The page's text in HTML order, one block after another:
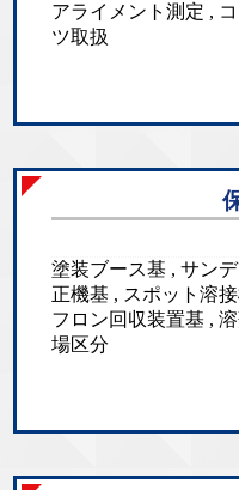
アライメント測定 ,
ツ取扱
塗装ブース基 , サン
正機基 , スポット溶
フロン回収装置基 ,
場区分